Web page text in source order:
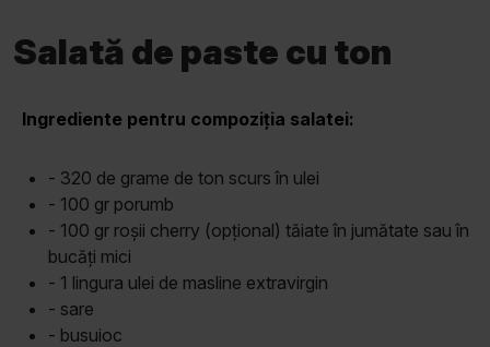
Salată de paste cu ton
Ingrediente pentru compoziția salatei:
- 320 de grame de ton scurs în ulei
- 100 gr porumb
- 100 gr roșii cherry (opțional) tăiate în jumătate sau în
bucăți mici
- 1 lingura ulei de masline extravirgin
- sare
- busuioc